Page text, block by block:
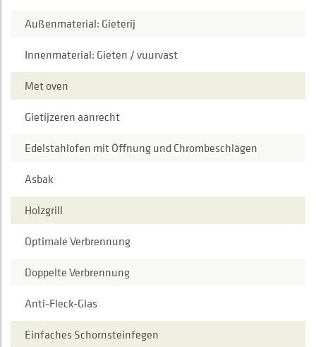
Außenmaterial: Gieterij
Innenmaterial: Gieten / vuurvast
Met oven
Gietijzeren aanrecht
Edelstahlofen mit Öffnung und Chrombeschlägen
Asbak
Holzgrill
Optimale Verbrennung
Doppelte Verbrennung
Anti-Fleck-Glas
Einfaches Schornsteinfegen